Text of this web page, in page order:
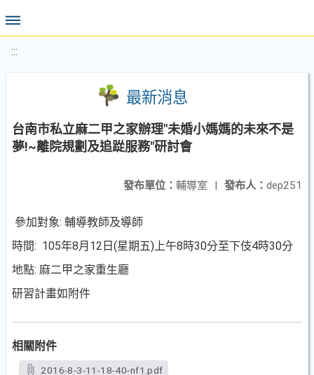
:::
最新消息
台南市私立麻二甲之家辦理"未婚小媽媽的未來不是
夢!~離院規劃及追踨服務"研討會
發布人： dep251
發布單位： 輔導室 |
參加對象: 輔導教師及導師
時間: 105年8月12日(星期五)上午8時30分至下伎4時30分
地點: 麻二甲之家重生廳
研習計畫如附件
相關附件
2016-8-3-11-18-40-nf1.pdf